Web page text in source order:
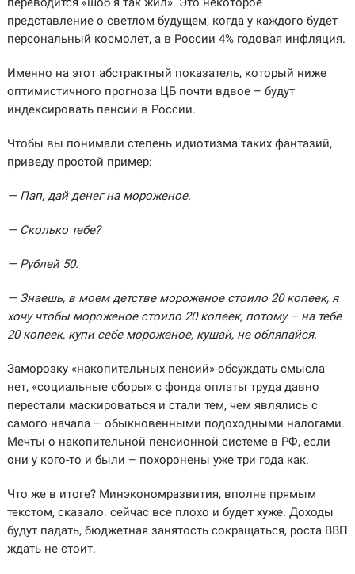
представление о светлом будущем, когда у каждого будет
персональный космолет, а в России 4% годовая инфляция.
Именно на этот абстрактный показатель, который ниже
оптимистичного прогноза ЦБ почти вдвое – будут
индексировать пенсии в России.
Чтобы вы понимали степень идиотизма таких фантазий,
приведу простой пример:
— Пап, дай денег на мороженое.
— Сколько тебе?
— Рублей 50.
— Знаешь, в моем детстве мороженое стоило 20 копеек, я
хочу чтобы мороженое стоило 20 копеек, потому – на тебе
20 копеек, купи себе мороженое, кушай, не обляпайся.
Заморозку «накопительных пенсий» обсуждать смысла
нет, «социальные сборы» с фонда оплаты труда давно
перестали маскироваться и стали тем, чем являлись с
самого начала – обыкновенными подоходными налогами.
Мечты о накопительной пенсионной системе в РФ, если
они у кого-то и были – похоронены уже три года как.
Что же в итоге? Минэкономразвития, вполне прямым
текстом, сказало: сейчас все плохо и будет хуже. Доходы
будут падать, бюджетная занятость сокращаться, роста ВВП
ждать не стоит.